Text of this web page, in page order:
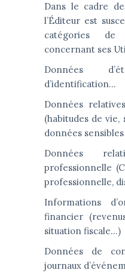
Dans le cadre
l’Éditeur est
catégories de
concernant ses
Données
d’identification…
Données
(habitudes de
données
Données
professionnelle
professionnelle,
Informations
financier
situation fiscale…)
Données de
journaux